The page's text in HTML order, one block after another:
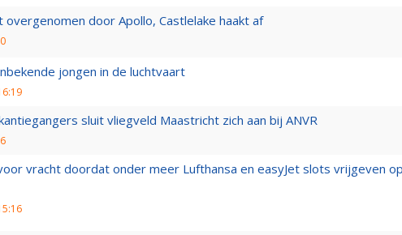
overgenomen door Apollo, Castlelake haakt af
jongen in de luchtvaart
sluit vliegveld Maastricht zich aan bij ANVR
vracht doordat onder meer Lufthansa en easyJet slots vrijgeven op